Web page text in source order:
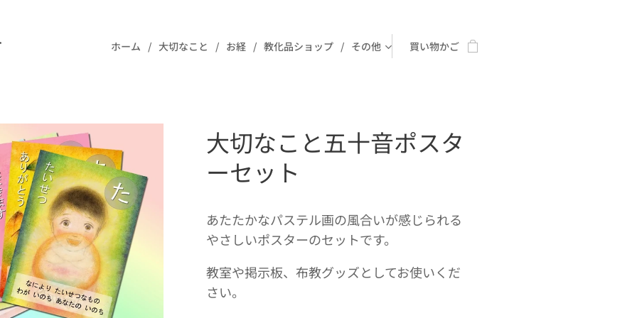
ホーム 大切なこと お経 教化品ショップ その他 買い物かご
大切なこと五十音ポスタ
ーセット
あたたかなパステル画の風合いが感じられる
やさしいポスターのセットです。
教室や掲示板、布教グッズとしてお使いくだ
さい。